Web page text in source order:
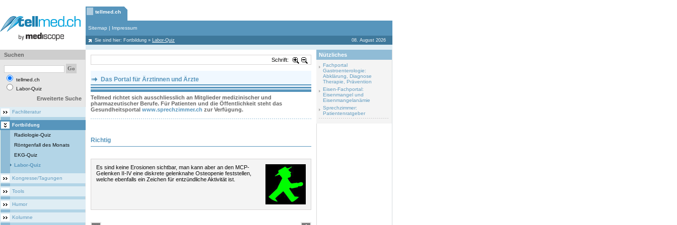
tellmed.ch
Sitemap | Impressum
Sie sind hier: Fortbildung » Labor-Quiz 08. August 2026
Suchen
tellmed.ch
Labor-Quiz
Erweiterte Suche
Fachliteratur
Fortbildung
Radiologie-Quiz
Röntgenfall des Monats
EKG-Quiz
Labor-Quiz
Kongresse/Tagungen
Tools
Humor
Kolumne
Schrift:
Das Portal für Ärztinnen und Ärzte
Tellmed richtet sich ausschliesslich an Mitglieder medizinischer und
pharmazeutischer Berufe. Für Patienten und die Öffentlichkeit steht das
Gesundheitsportal www.sprechzimmer.ch zur Verfügung.
Richtig
Es sind keine Erosionen sichtbar, man kann aber an den MCP-
Gelenken II-IV eine diskrete gelenknahe Osteopenie feststellen,
welche ebenfalls ein Zeichen für entzündliche Aktivität ist.
Nützliches
Fachportal
Gastroenterologie:
Abklärung, Diagnose
Therapie, Prävention
Eisen-Fachportal:
Eisenmangel und
Eisenmangelanämie
Sprechzimmer:
Patientenratgeber